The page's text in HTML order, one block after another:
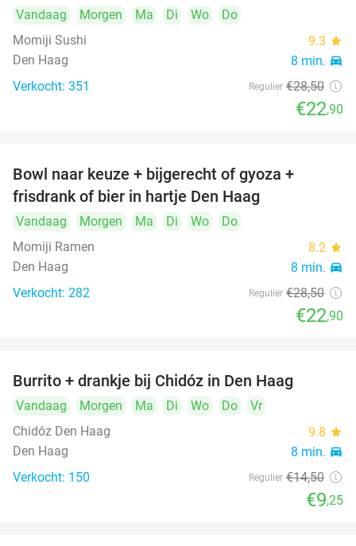
Vandaag Morgen Ma Di Wo
Do
Momiji Sushi
9.3 star
Den Haag 8 min. directions_car
Verkocht: 351 Regulier €28,50
€22,90
Bowl naar keuze + bijgerecht of gyoza +
frisdrank of bier in hartje Den Haag
Vandaag Morgen Ma Di Wo
Do
Momiji Ramen
8.2 star
Den Haag 8 min. directions_car
Verkocht: 282 Regulier €28,50
€22,90
Burrito + drankje bij Chidóz in Den Haag
Vandaag Morgen Ma Di Wo Do
Vr
Chidóz Den Haag
9.8 star
Den Haag 8 min. directions_car
Verkocht: 150 Regulier €14,50
€9,25